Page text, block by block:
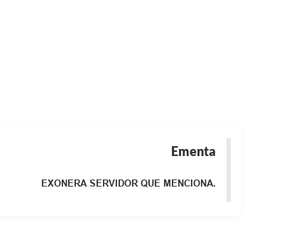
Ementa
EXONERA SERVIDOR QUE MENCIONA.